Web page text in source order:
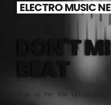
ELECTRO MUSIC
DON'T
BEAT
Sign up for the latest